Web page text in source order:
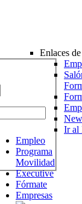
Enlaces
Ir al
Empleo
Programa
Movilidad
Executive
Fórmate
Empresas